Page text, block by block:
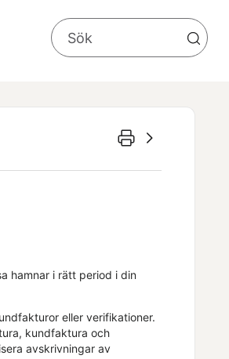
hamnar i rätt period i din
eller verifikationer.
kundfaktura och
avskrivningar av